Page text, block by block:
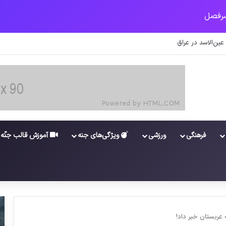
در عراق
فرهنگی ورزشی ویژگی‌های جنه آموزش قالب جنّه